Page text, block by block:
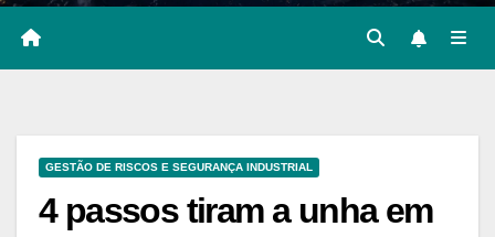
GESTÃO DE RISCOS E SEGURANÇA INDUSTRIAL
4 passos tiram a unha em